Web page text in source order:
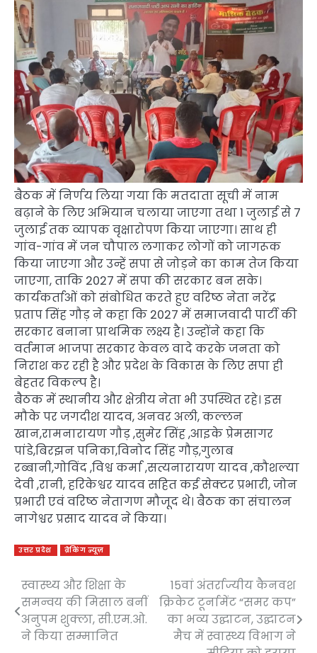
बैठक में निर्णय लिया गया कि मतदाता सूची में नाम
बढ़ाने के लिए अभियान चलाया जाएगा तथा 1 जुलाई से 7
जुलाई तक व्यापक वृक्षारोपण किया जाएगा। साथ ही
गांव-गांव में जन चौपाल लगाकर लोगों को जागरूक
किया जाएगा और उन्हें सपा से जोड़ने का काम तेज किया
जाएगा, ताकि 2027 में सपा की सरकार बन सके।
कार्यकर्ताओं को संबोधित करते हुए वरिष्ठ नेता नरेंद्र
प्रताप सिंह गौड़ ने कहा कि 2027 में समाजवादी पार्टी की
सरकार बनाना प्राथमिक लक्ष्य है। उन्होंने कहा कि
वर्तमान भाजपा सरकार केवल वादे करके जनता को
निराश कर रही है और प्रदेश के विकास के लिए सपा ही
बेहतर विकल्प है।
बैठक में स्थानीय और क्षेत्रीय नेता भी उपस्थित रहे। इस
मौके पर जगदीश यादव, अनवर अली, कल्लन
खान,रामनारायण गौड़ ,सुमेर सिंह ,आइके प्रेमसागर
पांडे,बिरझन पनिका,विनोद सिंह गौड़,गुलाब
रब्बानी,गोविंद ,विश्व कर्मा ,सत्यनारायण यादव ,कौशल्या
देवी ,रानी, हरिकेश्वर यादव सहित कई सेक्टर प्रभारी, जोन
प्रभारी एवं वरिष्ठ नेतागण मौजूद थे। बैठक का संचालन
नागेश्वर प्रसाद यादव ने किया।
उत्तर प्रदेश ब्रेकिंग न्यूज़
Post
navigation
स्वास्थ्य और शिक्षा के
समन्वय की मिसाल बनीं
अनुपम शुक्ला, सी.एम.ओ.
ने किया सम्मानित
15वां अंतर्राज्यीय कैनवश
क्रिकेट टूर्नामेंट “समर कप”
का भव्य उद्घाटन, उद्घाटन
मैच में स्वास्थ्य विभाग ने